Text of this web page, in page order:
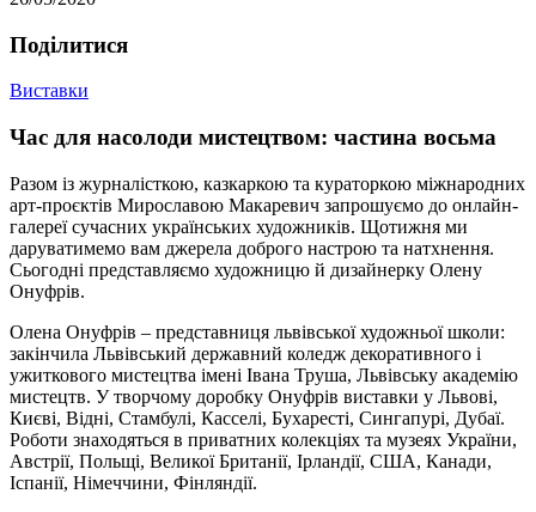
Подiлитися
Виставки
Час для насолоди мистецтвом: частина восьма
Разом із журналісткою, казкаркою та кураторкою міжнародних
арт-проєктів Мирославою Макаревич запрошуємо до онлайн-
галереї сучасних українських художників. Щотижня ми
даруватимемо вам джерела доброго настрою та натхнення.
Сьогодні представляємо художницю й дизайнерку Олену
Онуфрів.
Олена Онуфрів – представниця львівської художньої школи:
закінчила Львівський державний коледж декоративного і
ужиткового мистецтва імені Івана Труша, Львівську академію
мистецтв. У творчому доробку Онуфрів виставки у Львові,
Києві, Відні, Стамбулі, Касселі, Бухаресті, Сингапурі, Дубаї.
Роботи знаходяться в приватних колекціях та музеях України,
Австрії, Польщі, Великої Британії, Ірландії, США, Канади,
Іспанії, Німеччини, Фінляндії.